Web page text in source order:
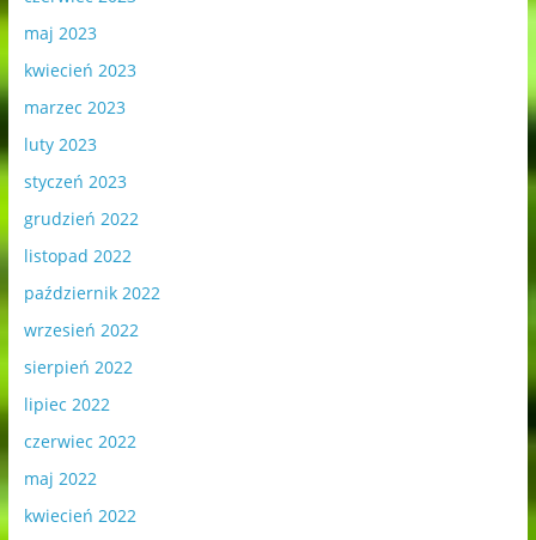
maj 2023
kwiecień 2023
marzec 2023
luty 2023
styczeń 2023
grudzień 2022
listopad 2022
październik 2022
wrzesień 2022
sierpień 2022
lipiec 2022
czerwiec 2022
maj 2022
kwiecień 2022